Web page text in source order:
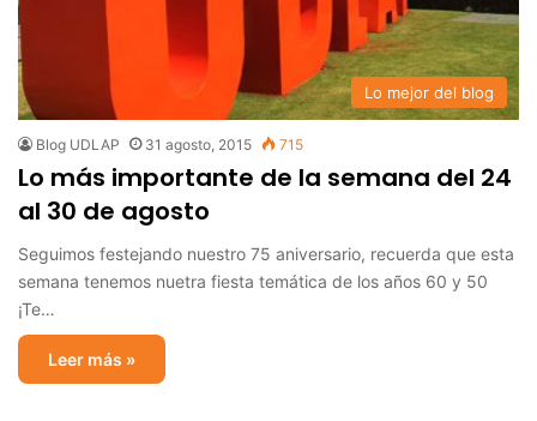
Lo mejor del blog
Blog UDLAP 31 agosto, 2015 715
Lo más importante de la semana del 24
al 30 de agosto
Seguimos festejando nuestro 75 aniversario, recuerda que esta
semana tenemos nuetra fiesta temática de los años 60 y 50
¡Te…
Leer más »